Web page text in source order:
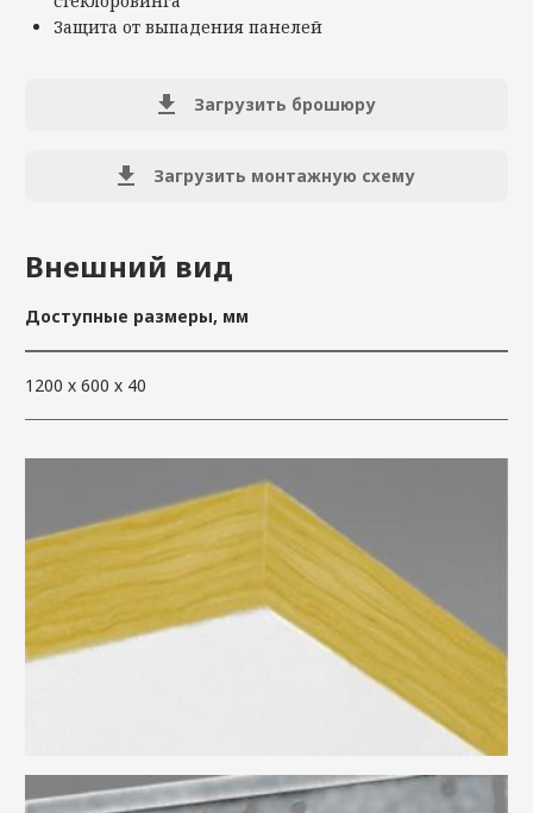
Защита от выпадения панелей
Загрузить брошюру
Загрузить монтажную схему
Внешний вид
Доступные размеры, мм
1200 х 600 х 40